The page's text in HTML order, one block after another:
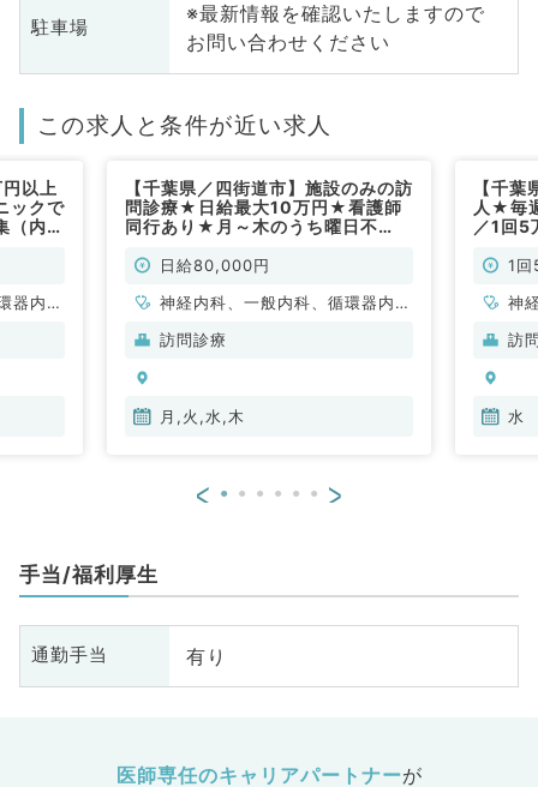
駐車場
※最新情報を確認いたしますので
お問い合わせください
この求人と条件が近い求人
以上
ックで
（内科
器内
【千葉県／四街道市】施設のみの訪
問診療★日給最大10万円★看護師
同行あり★月～木のうち曜日不
／非常勤）
日給80,000円
神経内科、一般内科、循環器内
科、呼吸器内科、消化器内科、内
訪問診療
月,火,水,木
【千
人★毎
／1回
1
神
循
訪
水
< >
手当/福利厚生
通勤手当 有り
医師専任のキャリアパートナーが